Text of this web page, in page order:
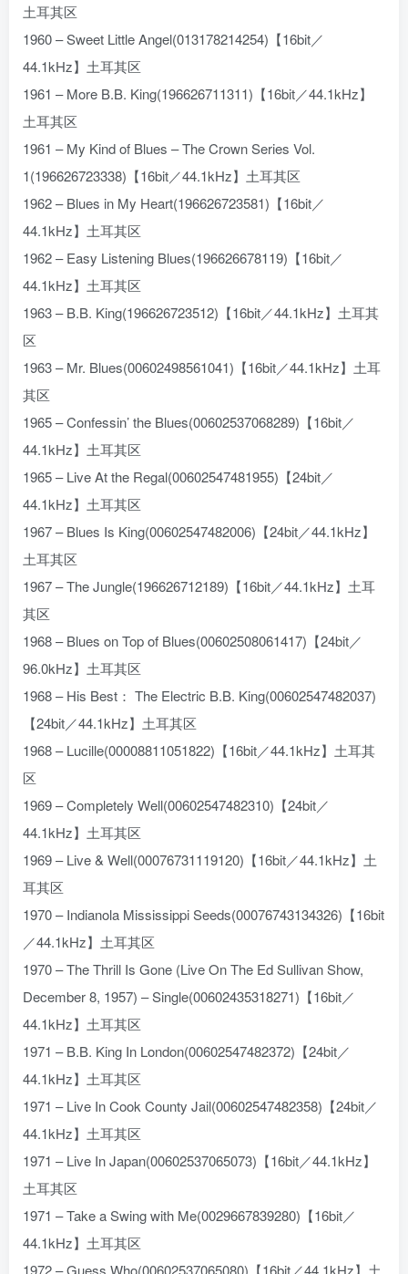
土耳其区
1960 – Sweet Little Angel(013178214254)【16bit／
44.1kHz】土耳其区
1961 – More B.B. King(196626711311)【16bit／44.1kHz】
土耳其区
1961 – My Kind of Blues – The Crown Series Vol.
1(196626723338)【16bit／44.1kHz】土耳其区
1962 – Blues in My Heart(196626723581)【16bit／
44.1kHz】土耳其区
1962 – Easy Listening Blues(196626678119)【16bit／
44.1kHz】土耳其区
1963 – B.B. King(196626723512)【16bit／44.1kHz】土耳其
区
1963 – Mr. Blues(00602498561041)【16bit／44.1kHz】土耳
其区
1965 – Confessin’ the Blues(00602537068289)【16bit／
44.1kHz】土耳其区
1965 – Live At the Regal(00602547481955)【24bit／
44.1kHz】土耳其区
1967 – Blues Is King(00602547482006)【24bit／44.1kHz】
土耳其区
1967 – The Jungle(196626712189)【16bit／44.1kHz】土耳
其区
1968 – Blues on Top of Blues(00602508061417)【24bit／
96.0kHz】土耳其区
1968 – His Best： The Electric B.B. King(00602547482037)
【24bit／44.1kHz】土耳其区
1968 – Lucille(00008811051822)【16bit／44.1kHz】土耳其
区
1969 – Completely Well(00602547482310)【24bit／
44.1kHz】土耳其区
1969 – Live & Well(00076731119120)【16bit／44.1kHz】土
耳其区
1970 – Indianola Mississippi Seeds(00076743134326)【16bit
／44.1kHz】土耳其区
1970 – The Thrill Is Gone (Live On The Ed Sullivan Show,
December 8, 1957) – Single(00602435318271)【16bit／
44.1kHz】土耳其区
1971 – B.B. King In London(00602547482372)【24bit／
44.1kHz】土耳其区
1971 – Live In Cook County Jail(00602547482358)【24bit／
44.1kHz】土耳其区
1971 – Live In Japan(00602537065073)【16bit／44.1kHz】
土耳其区
1971 – Take a Swing with Me(0029667839280)【16bit／
44.1kHz】土耳其区
1972 – Guess Who(00602537065080)【16bit／44.1kHz】土